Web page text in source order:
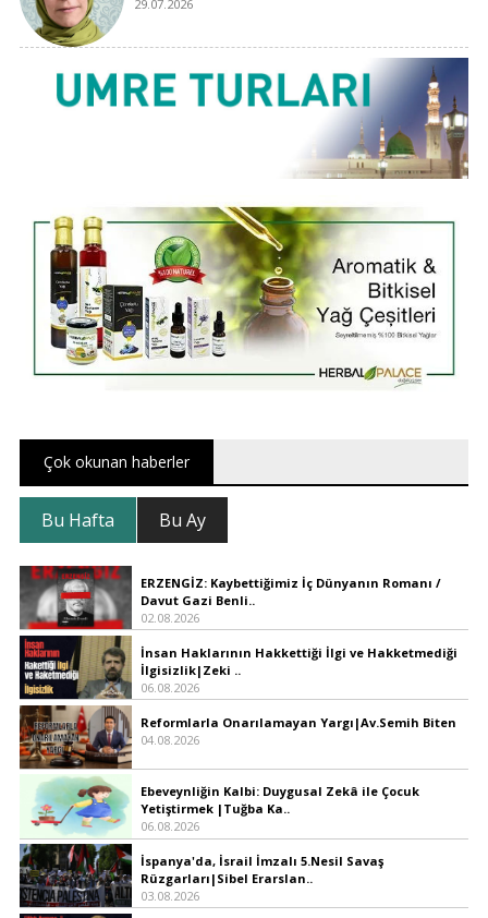
Evet Hocam Bedrin aslanları ancak bukadar
şanlı idi. Burada bir de melekler ordusu var.
Bazısı daha anne karnından çıkamamış ve bu
yolda can veren melekler.
29.07.2026
Çok okunan haberler
Bu Hafta Bu Ay
ERZENGİZ: Kaybettiğimiz İç Dünyanın Romanı /
Davut Gazi Benli..
02.08.2026
İnsan Haklarının Hakkettiği İlgi ve Hakketmediği
İlgisizlik|Zeki ..
06.08.2026
Reformlarla Onarılamayan Yargı|Av.Semih Biten
04.08.2026
Ebeveynliğin Kalbi: Duygusal Zekâ ile Çocuk
Yetiştirmek |Tuğba Ka..
06.08.2026
İspanya'da, İsrail İmzalı 5.Nesil Savaş
Rüzgarları|Sibel Erarslan..
03.08.2026